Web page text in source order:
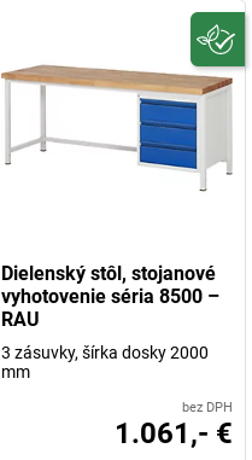
Dielenský stôl, stojanové
vyhotovenie séria 8500 –
RAU
3 zásuvky, šírka dosky 2000
mm
bez DPH
1.061,- €